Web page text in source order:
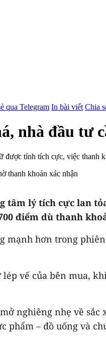
qua Telegram In bài viết Chia
nhà đầu tư
tính tích cực, việc
tâm lý tích cực
điểm dù thanh
hơn trong
vế của bên mua,
nghiêng nhẹ về
phẩm – đồ uống và